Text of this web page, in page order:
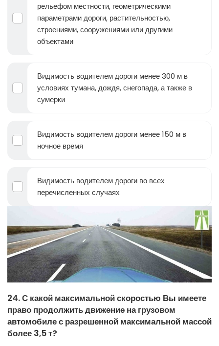
рельефом местности, геометрическими
параметрами дороги, растительностью,
строениями, сооружениями или другими
объектами
Видимость водителем дороги менее 300 м в
условиях тумана, дождя, снегопада, а также в
сумерки
Видимость водителем дороги менее 150 м в
ночное время
Видимость водителем дороги во всех
перечисленных случаях
24. С какой максимальной скоростью Вы имеете
право продолжить движение на грузовом
автомобиле с разрешенной максимальной массой
более 3,5 т?